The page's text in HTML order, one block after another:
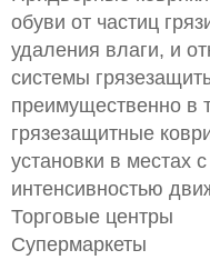
обуви от частиц
удаления влаги, и
системы
преимущественно в
грязезащитные
установки в местах
интенсивностью
Торговые центры
Супермаркеты